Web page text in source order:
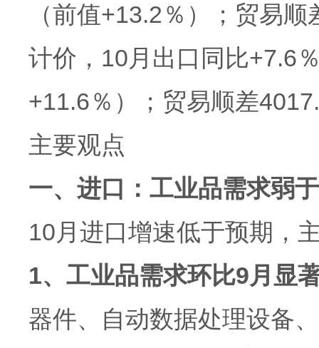
（前值+13.2％）；贸易
计价，10月出口同比+7.6
+11.6％）；贸易顺差
主要观点
一、进口：工业品需求弱
10月进口增速低于预期，
1、工业品需求环比9月显
器件、自动数据处理设备